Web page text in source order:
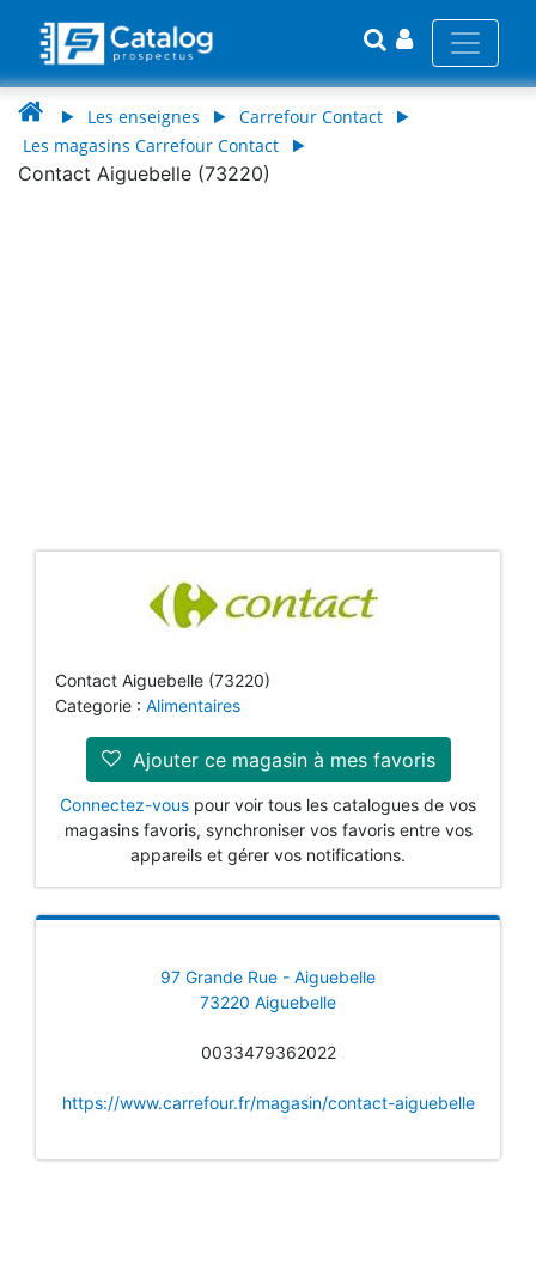
Les enseignes
Carrefour Contact
Les magasins Carrefour Contact
Contact Aiguebelle (73220)
Contact Aiguebelle (73220)
Categorie : Alimentaires
Ajouter ce magasin à mes favoris
Connectez-vous pour voir tous les catalogues de vos
magasins favoris, synchroniser vos favoris entre vos
appareils et gérer vos notifications.
97 Grande Rue - Aiguebelle
73220 Aiguebelle
0033479362022
https://www.carrefour.fr/magasin/contact-aiguebelle